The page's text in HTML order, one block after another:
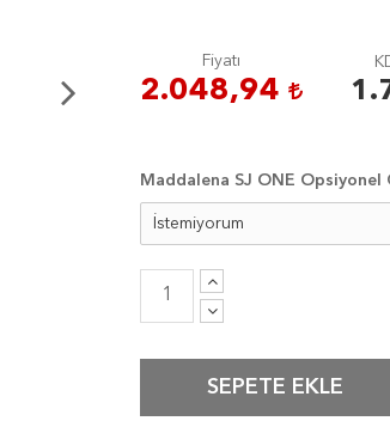
Fiyatı
2.048,94
Maddalena SJ ONE Opsiyonel
SEPETE EKLE